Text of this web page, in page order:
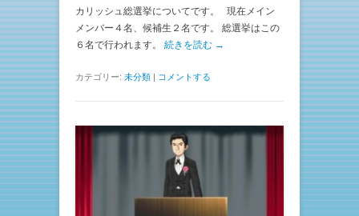
カリッシュ総選挙についてです。 現在メイン
メンバー４名、候補生２名です。 総選挙はこの
６名で行われます。 続きを読む →
カテゴリー: 未分類 | コメントする